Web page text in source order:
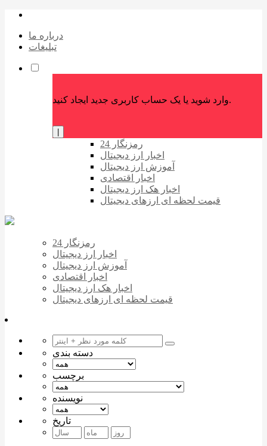
درباره ما
تبلیغات
وارد شوید یا یک حساب کاربری جدید ایجاد کنید.
رمزنگار 24
اخبار ارز دیجیتال
آموزش ارز دیجیتال
اخبار اقتصادی
اخبار هک ارز دیجیتال
قیمت لحظه ای ارزهای دیجیتال
رمزنگار 24
اخبار ارز دیجیتال
آموزش ارز دیجیتال
اخبار اقتصادی
اخبار هک ارز دیجیتال
قیمت لحظه ای ارزهای دیجیتال
دسته بندی
برچسب
نویسنده
تاریخ